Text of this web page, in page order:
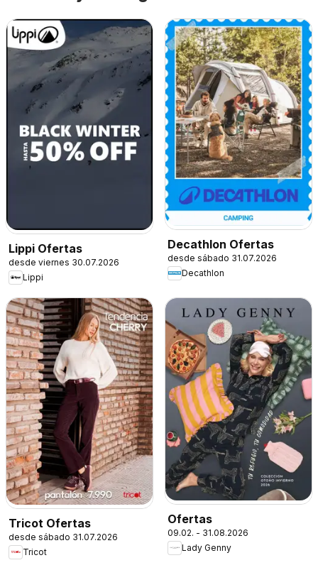
Lippi Ofertas
desde viernes 30.07.2026
Lippi
Decathlon Ofertas
desde sábado 31.07.2026
Decathlon
Tricot Ofertas
desde sábado 31.07.2026
Tricot
Ofertas
09.02. - 31.08.2026
Lady Genny